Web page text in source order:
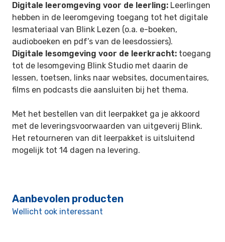
Digitale leeromgeving voor de leerling: Leerlingen
hebben in de leeromgeving toegang tot het digitale
lesmateriaal van Blink Lezen (o.a. e-boeken,
audioboeken en pdf’s van de leesdossiers).
Digitale lesomgeving voor de leerkracht: toegang
tot de lesomgeving Blink Studio met daarin de
lessen, toetsen, links naar websites, documentaires,
films en podcasts die aansluiten bij het thema.
Met het bestellen van dit leerpakket ga je akkoord
met de leveringsvoorwaarden van uitgeverij Blink.
Het retourneren van dit leerpakket is uitsluitend
mogelijk tot 14 dagen na levering.
Aanbevolen producten
Wellicht ook interessant